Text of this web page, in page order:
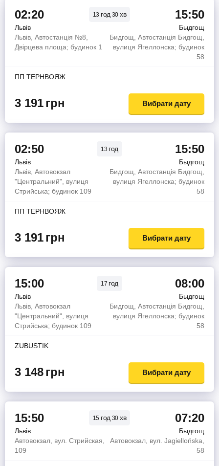
02:20 13 год 30 хв 15:50
Львів
Быдгощ
Львів, Автостанція №8,
Двірцева площа; будинок 1
Бидгощ, Автостанція Бидгощ,
вулиця Ягеллонска; будинок
58
ПП ТЕРНВОЯЖ
3 191грн Вибрати дату
02:50 13 год 15:50
Львів
Быдгощ
Львів, Автовокзал
"Центральний", вулиця
Стрийська; будинок 109
Бидгощ, Автостанція Бидгощ,
вулиця Ягеллонска; будинок
58
ПП ТЕРНВОЯЖ
3 191грн Вибрати дату
15:00 17 год 08:00
Львів
Быдгощ
Львів, Автовокзал
"Центральний", вулиця
Стрийська; будинок 109
Бидгощ, Автостанція Бидгощ,
вулиця Ягеллонска; будинок
58
ZUBUSTIK
3 148грн Вибрати дату
15:50 15 год 30 хв 07:20
Львів
Быдгощ
Автовокзал, вул. Стрийская,
109
Автовокзал, вул. Jagiellońska,
58